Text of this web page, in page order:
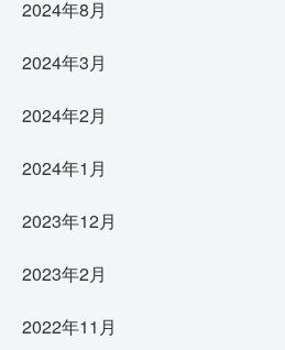
2024年8月
2024年3月
2024年2月
2024年1月
2023年12月
2023年2月
2022年11月